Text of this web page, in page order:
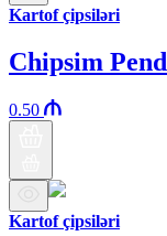
Kartof çipsiləri
Chipsim
0.50
Kartof çipsiləri